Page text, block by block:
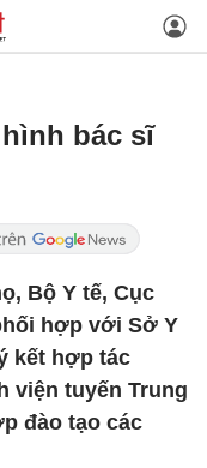
bác sĩ
Bộ Y tế, Cục
hợp với Sở Y
kết hợp tác
viện tuyến Trung
đào tạo các